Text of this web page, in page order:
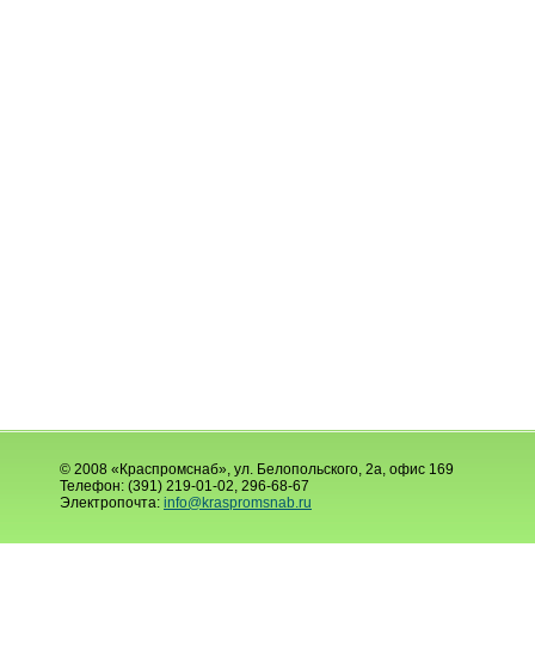
© 2008 «Краспромснаб», ул. Белопольского, 2а, офис 169
Телефон: (391) 219-01-02, 296-68-67
Электропочта: info@kraspromsnab.ru